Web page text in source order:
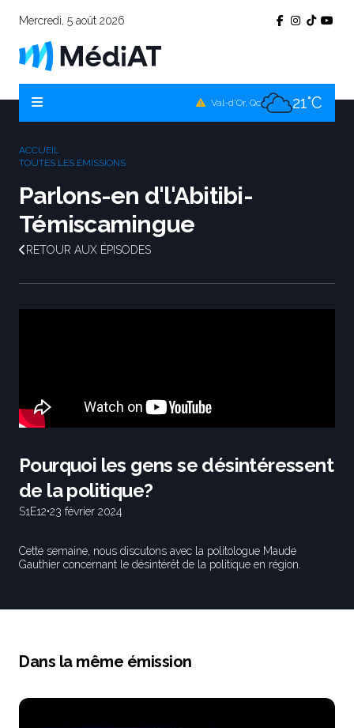
Mercredi, 5 août 2026
Val-d'Or, Qc 21°C
ACCUEIL
TOUTES LES ÉMISSIONS
Parlons-en d'l'Abitibi-
Témiscamingue
RETOUR AUX ÉPISODES
Pourquoi les gens se désintéressent
de la politique?
S1 E12•23 février 2024
Cette semaine, nous discutons avec la politologue Maude
Gauthier concernant le désintérêt de la politique en région.
Dans la même émission